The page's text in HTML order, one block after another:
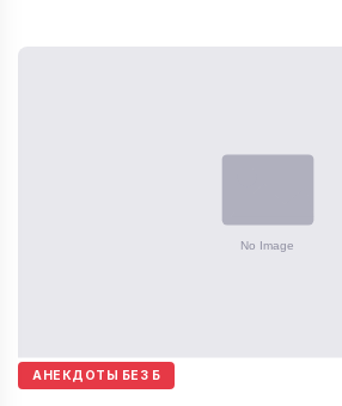
АНЕКДОТЫ БЕЗ Б